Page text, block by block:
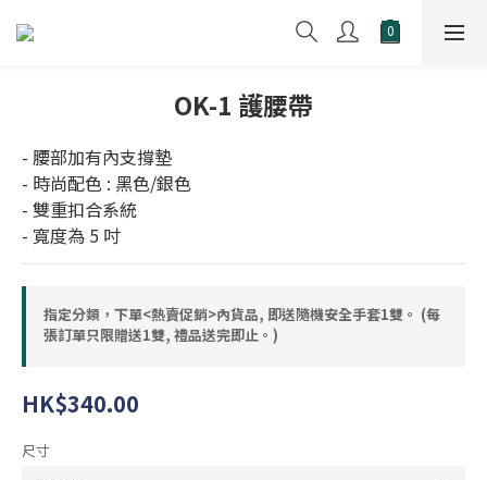
OK-1 護腰帶
- 腰部加有內支撐墊
- 時尚配色 : 黑色/銀色
- 雙重扣合系統
- 寬度為 5 吋
指定分類，下單<熱賣促銷>內貨品, 即送隨機安全手套1雙。 (每
張訂單只限贈送1雙, 禮品送完即止。)
HK$340.00
尺寸